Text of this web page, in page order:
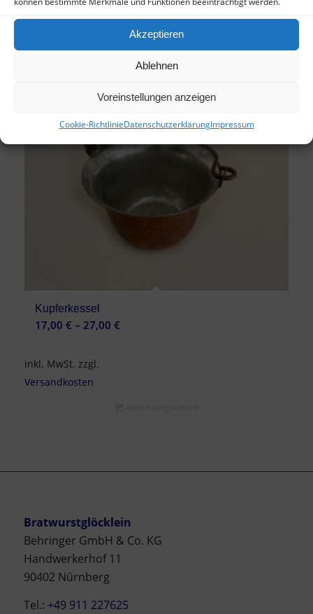
Akzeptieren
Ablehnen
Voreinstellungen anzeigen
Cookie-RichtlinieDatenschutzerklärungImpressum
inkl. 7 % MwSt. zzgl.
Kupferkessel
17,00 € – 27,00 €
inkl. MwSt. zzgl.
Versandkosten
Bratwurstglöcklein
Behringer GmbH & Co. KG
Handwerkerhof 11
90402 Nürnberg
Tel.: +49 911 227625